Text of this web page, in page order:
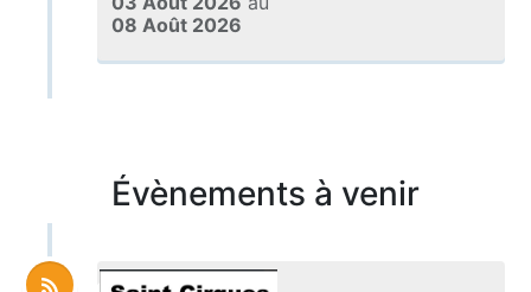
08 Août 2026
Évènements à venir